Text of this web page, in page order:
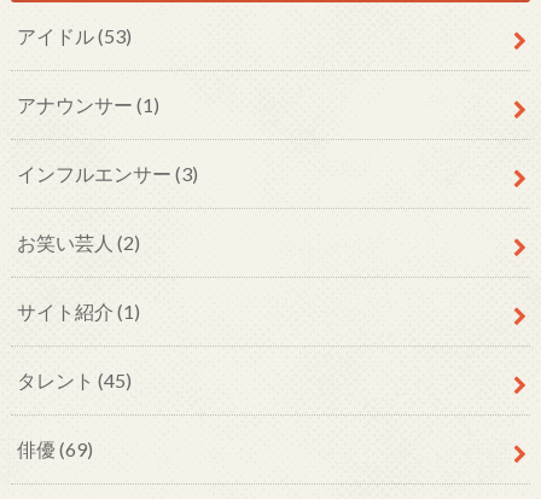
アイドル(53)
アナウンサー (1)
インフルエンサー (3)
お笑い芸人 (2)
サイト紹介 (1)
タレント (45)
俳優 (69)